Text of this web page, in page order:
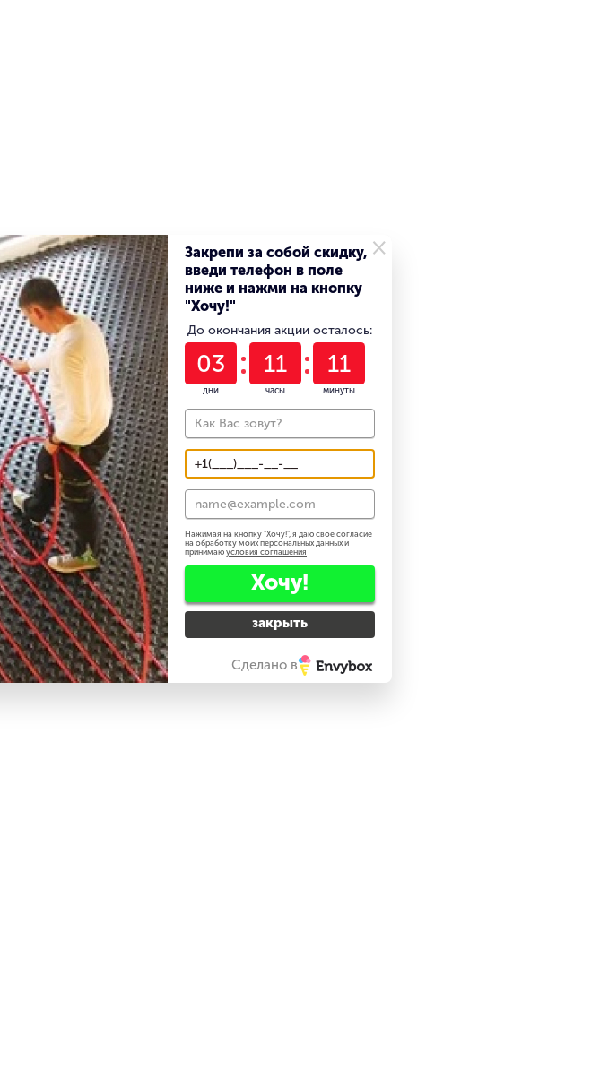
×
Закрепи за собой скидку,
введи телефон в поле
ниже и нажми на кнопку
"Хочу!"
До окончания акции осталось:
03
дни
11
часы
11
минуты
Нажимая на кнопку "Хочу!", я даю свое согласие
на обработку моих персональных данных и
принимаю условия соглашения
Хочу!
закрыть
Сделано в